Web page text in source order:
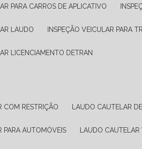
PARA CARROS DE APLICATIVO
LAUDO INSPEÇÃO VEICULAR PARA
LICENCIAMENTO DETRAN
COM RESTRIÇÃO LAUDO CAUTELAR
PARA AUTOMÓVEIS LAUDO